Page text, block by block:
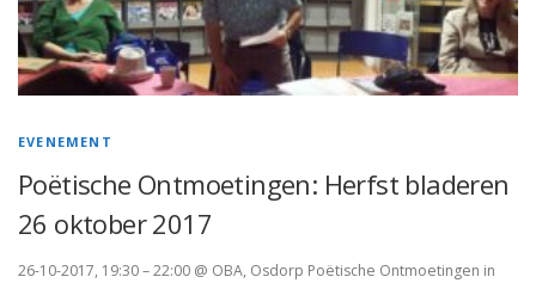
EVENEMENT
Poëtische Ontmoetingen: Herfst bladeren
26 oktober 2017
26-10-2017, 19:30 – 22:00 @ OBA, Osdorp Poëtische Ontmoetingen in